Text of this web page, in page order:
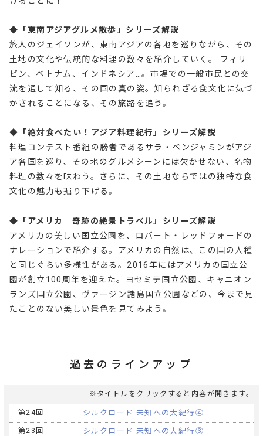
◆「東南アジアグルメ散歩」シリーズ解説
旅人のジェイソンが、東南アジアの各地を巡りながら、その
土地の文化や伝統的な料理の数々を紹介していく。 フィリ
ピン、ベトナム、インドネシア…。市場での一般市民との交
流を通して知る、その国の真の姿。知られざる食文化に気づ
かされることになる、その旅路を追う。
◆「絶対食べたい！アジア料理紀行」シリーズ解説
料理コンテスト番組の勝者であるサラ・ベンジャミンがアジ
ア各国を巡り、その地のグルメシーンには欠かせない、名物
料理の数々を味わう。さらに、その土地ならではの独特な食
文化の魅力も掘り下げる。
◆「アメリカ 奇跡の絶景トラベル」シリーズ解説
アメリカの美しい国立公園を、ロバート・レッドフォードの
ナレーションで紹介する。アメリカの自然は、この国の人種
と同じぐらい多様性がある。2016年にはアメリカの国立公
園が創立100周年を迎えた。ヨセミテ国立公園、キャニオン
ランズ国立公園、ヴァージン諸島国立公園などの、今まで見
たことのない美しい景色を見てみよう。
過去のラインアップ
※タイトルをクリックすると内容が開きます。
第24回 シルクロード 未知への大紀行④
第23回 シルクロード 未知への大紀行③